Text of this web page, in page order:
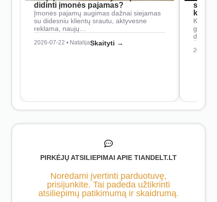
didinti įmonės pajamas?
Įmonės pajamų augimas dažnai siejamas
su didesniu klientų srautu, aktyvesne
reklama, naujų…
2026-07-22 • NatalijaSkaityti →
2026-
PIRKĖJŲ ATSILIEPIMAI APIE TIANDELT.LT
Norėdami įvertinti parduotuvę,
prisijunkite. Tai padeda užtikrinti
atsiliepimų patikimumą ir skaidrumą.